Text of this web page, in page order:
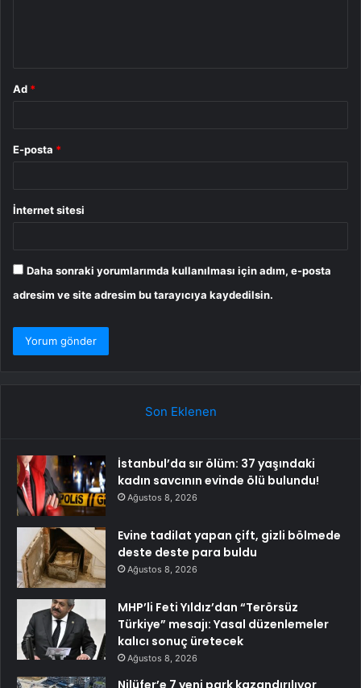
Ad *
E-posta *
İnternet sitesi
Daha sonraki yorumlarımda kullanılması için adım, e-posta
adresim ve site adresim bu tarayıcıya kaydedilsin.
Son Eklenen
İstanbul’da sır ölüm: 37 yaşındaki
kadın savcının evinde ölü bulundu!
Ağustos 8, 2026
Evine tadilat yapan çift, gizli bölmede
deste deste para buldu
Ağustos 8, 2026
MHP’li Feti Yıldız’dan “Terörsüz
Türkiye” mesajı: Yasal düzenlemeler
kalıcı sonuç üretecek
Ağustos 8, 2026